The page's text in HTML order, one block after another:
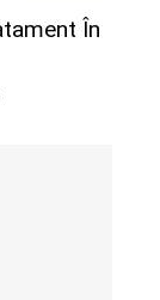
În